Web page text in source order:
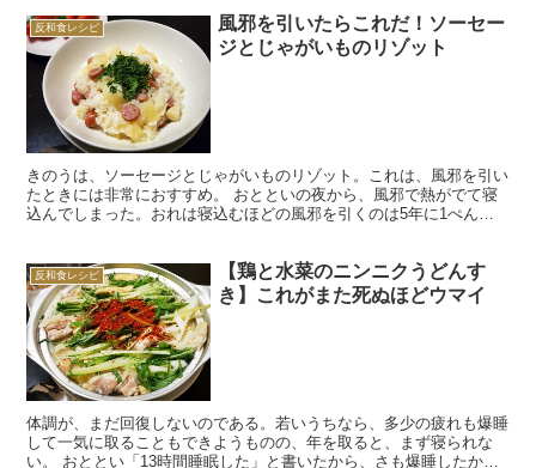
反和食レシピ
風邪を引いたらこれだ！ソーセー
ジとじゃがいものリゾット
きのうは、ソーセージとじゃがいものリゾット。これは、風邪を引い
たときには非常におすすめ。 おとといの夜から、風邪で熱がでて寝
込んでしまった。おれは寝込むほどの風邪を引くのは5年に1ぺんく
反和食レシピ
【鶏と水菜のニンニクうどんす
き】これがまた死ぬほどウマイ
体調が、まだ回復しないのである。若いうちなら、多少の疲れも爆睡
して一気に取ることもできようものの、年を取ると、まず寝られな
い。 おととい「13時間睡眠した」と書いたから、さも爆睡したかの